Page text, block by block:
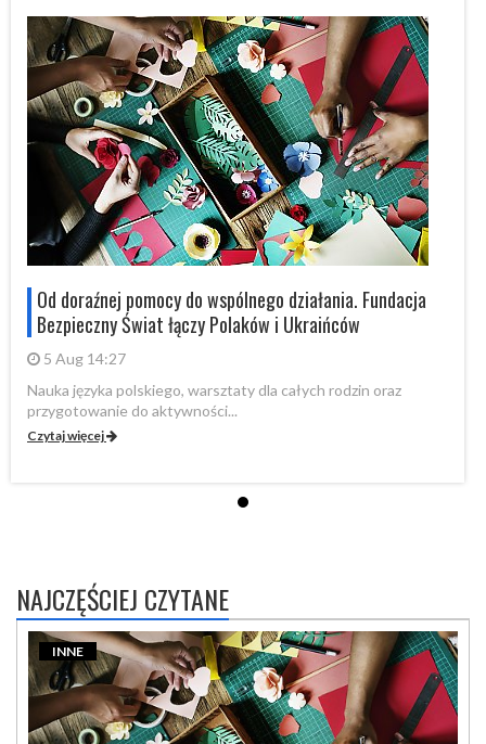
Od doraźnej pomocy do wspólnego działania. Fundacja
Bezpieczny Świat łączy Polaków i Ukraińców
5 Aug 14:27
Nauka języka polskiego, warsztaty dla całych rodzin oraz
przygotowanie do aktywności...
Czytaj więcej
NAJCZĘŚCIEJ CZYTANE
INNE